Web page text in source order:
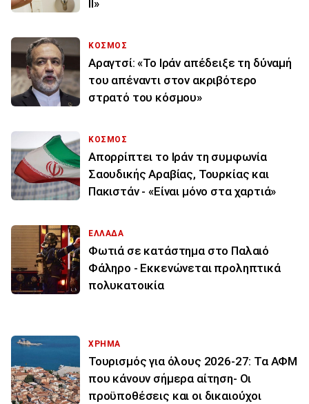
ΙΙ»
ΚΟΣΜΟΣ
Αραγτσί: «Το Ιράν απέδειξε τη δύναμή
του απέναντι στον ακριβότερο
στρατό του κόσμου»
ΚΟΣΜΟΣ
Απορρίπτει το Ιράν τη συμφωνία
Σαουδικής Αραβίας, Τουρκίας και
Πακιστάν - «Είναι μόνο στα χαρτιά»
ΕΛΛΑΔΑ
Φωτιά σε κατάστημα στο Παλαιό
Φάληρο - Εκκενώνεται προληπτικά
πολυκατοικία
ΧΡΗΜΑ
Τουρισμός για όλους 2026-27: Τα ΑΦΜ
που κάνουν σήμερα αίτηση- Οι
προϋποθέσεις και οι δικαιούχοι